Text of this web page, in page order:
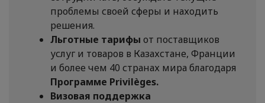
проблемы своей сферы и находить
решения.
Льготные тарифы от поставщиков
услуг и товаров в Казахстане, Франции
и более чем 40 странах мира благодаря
Программе Privilèges.
Визовая поддержка